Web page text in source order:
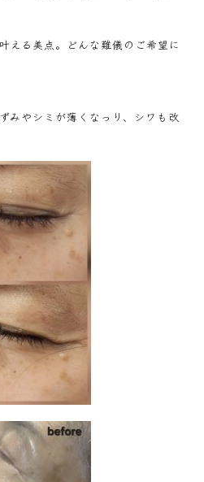
える美点。どんな難儀のご希望に
みやシミが薄くなっり、シワも改